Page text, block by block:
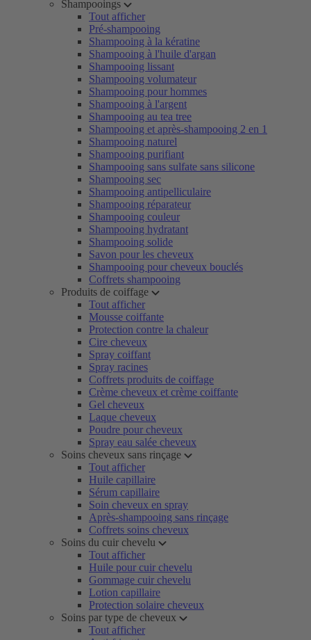
Shampooings
Tout afficher
Pré-shampooing
Shampooing à la kératine
Shampooing à l'huile d'argan
Shampooing lissant
Shampooing volumateur
Shampooing pour hommes
Shampooing à l'argent
Shampooing au tea tree
Shampooing et après-shampooing 2 en 1
Shampooing naturel
Shampooing purifiant
Shampooing sans sulfate sans silicone
Shampooing sec
Shampooing antipelliculaire
Shampooing réparateur
Shampooing couleur
Shampooing hydratant
Shampooing solide
Savon pour les cheveux
Shampooing pour cheveux bouclés
Coffrets shampooing
Produits de coiffage
Tout afficher
Mousse coiffante
Protection contre la chaleur
Cire cheveux
Spray coiffant
Spray racines
Coffrets produits de coiffage
Crème cheveux et crème coiffante
Gel cheveux
Laque cheveux
Poudre pour cheveux
Spray eau salée cheveux
Soins cheveux sans rinçage
Tout afficher
Huile capillaire
Sérum capillaire
Soin cheveux en spray
Après-shampooing sans rinçage
Coffrets soins cheveux
Soins du cuir chevelu
Tout afficher
Huile pour cuir chevelu
Gommage cuir chevelu
Lotion capillaire
Protection solaire cheveux
Soins par type de cheveux
Tout afficher